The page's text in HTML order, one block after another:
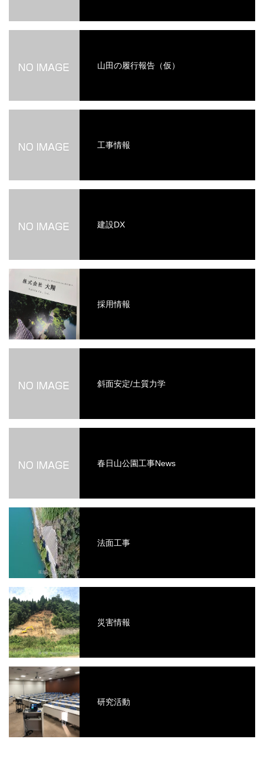
山田の履行報告（仮）
工事情報
建設DX
採用情報
斜面安定/土質力学
春日山公園工事News
法面工事
災害情報
研究活動